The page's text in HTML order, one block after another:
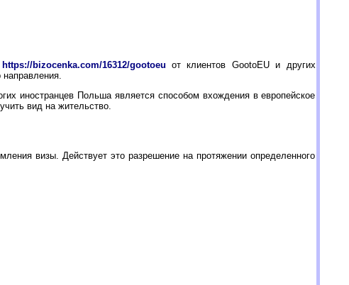
https://bizocenka.com/16312/gootoeu от клиентов GootoEU и других
иностранцев Польша является способом вхождения в европейское
вид на жительство.
визы. Действует это разрешение на протяжении определенного